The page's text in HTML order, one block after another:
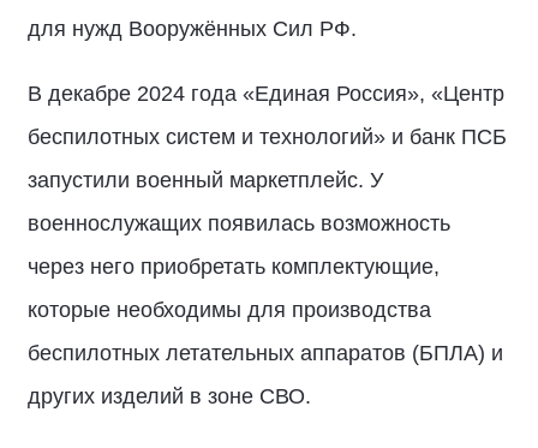
для нужд Вооружённых Сил РФ.
В декабре 2024 года «Единая Россия», «Центр
беспилотных систем и технологий» и банк ПСБ
запустили военный маркетплейс. У
военнослужащих появилась возможность
через него приобретать комплектующие,
которые необходимы для производства
беспилотных летательных аппаратов (БПЛА) и
других изделий в зоне СВО.